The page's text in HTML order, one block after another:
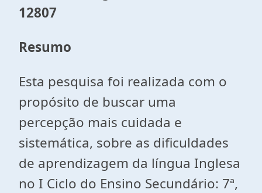
12807
Resumo
Esta pesquisa foi realizada com o
propósito de buscar uma
percepção mais cuidada e
sistemática, sobre as dificuldades
de aprendizagem da língua Inglesa
no I Ciclo do Ensino Secundário: 7ª,